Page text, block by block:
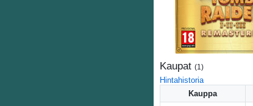
Kaupat (1 )
Hintahistoria
Kauppa